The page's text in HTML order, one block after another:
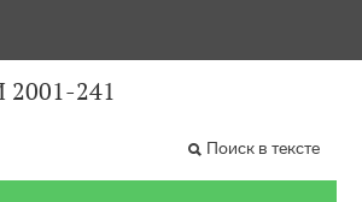
2001-241
Поиск в тексте